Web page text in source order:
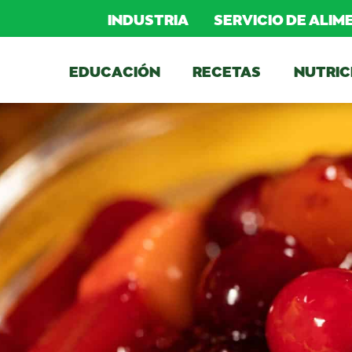
INDUSTRIA SERVICIO DE
EDUCACIÓN RECETAS